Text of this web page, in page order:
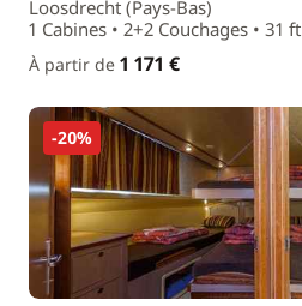
Loosdrecht (Pays-Bas)
1 Cabines • 2+2 Couchages • 31 ft
À partir de 1 171 €
-20%